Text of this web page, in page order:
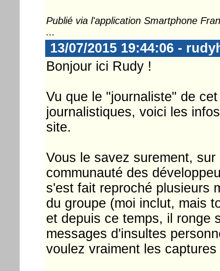
Publié via l'application Smartphone
...
13/07/2015 19:44:06 -
Bonjour ici Rudy !
Vu que le "journaliste" de
journalistiques, voici les
site.
Vous le savez surement,
communauté des
s'est fait reproché plusieurs
du groupe (moi inclut, mais
et depuis ce temps, il ronge
messages d'insultes
voulez vraiment les